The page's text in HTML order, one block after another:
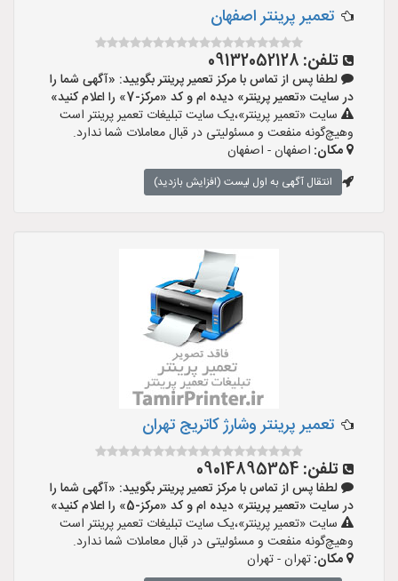
تعمیر پرینتر اصفهان
تلفن: 09132052128
لطفا پس از تماس با مرکز تعمیر پرینتر بگویید: «آگهی شما را
در سایت «تعمیر پرینتر» دیده ام و کد «مرکز-7» را اعلام کنید»
سایت «تعمیر پرینتر»،یک سایت تبلیغات تعمیر پرینتر است
وهیچ‌گونه منفعت و مسئولیتی در قبال معاملات شما ندارد.
مکان: اصفهان - اصفهان
انتقال آگهی به اول لیست (افزایش بازدید)
تعمیر پرینتر وشارژ کاتریج تهران
تلفن: 09014895354
لطفا پس از تماس با مرکز تعمیر پرینتر بگویید: «آگهی شما را
در سایت «تعمیر پرینتر» دیده ام و کد «مرکز-5» را اعلام کنید»
سایت «تعمیر پرینتر»،یک سایت تبلیغات تعمیر پرینتر است
وهیچ‌گونه منفعت و مسئولیتی در قبال معاملات شما ندارد.
مکان:تهران - تهران